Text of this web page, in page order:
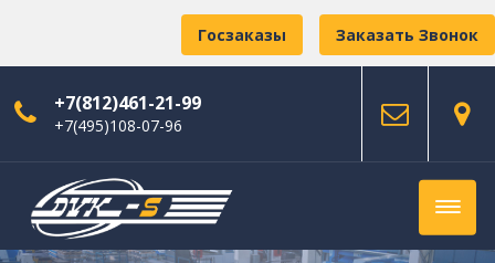
Заказать Звонок
Госзаказы
+7(812)461-21-99
+7(495)108-07-96